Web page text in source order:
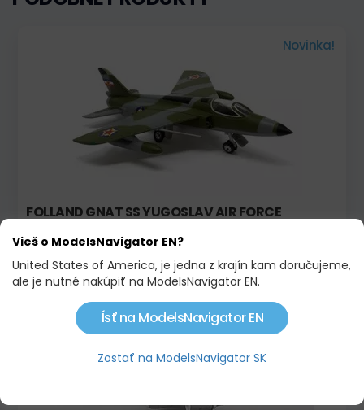
Novinka!
FOLLAND GNAT SS YUGOSLAV AIR FORCE
46,90 €
Novinka!
Vieš o ModelsNavigator EN?
United States of America, je jedna z krajín kam doručujeme,
ale je nutné nakúpiť na ModelsNavigator EN.
Ísť na ModelsNavigator EN
Zostať na ModelsNavigator SK